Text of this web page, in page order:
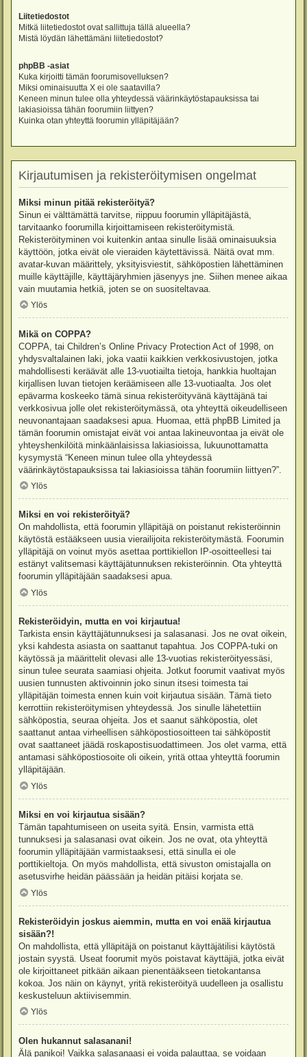
Liitetiedostot
Mitkä liitetiedostot ovat sallittuja tällä alueella?
Mistä löydän lähettämäni liitetiedostot?
phpBB -asiat
Kuka kirjoitti tämän foorumisovelluksen?
Miksi ominaisuutta X ei ole saatavilla?
Keneen minun tulee olla yhteydessä väärinkäytöstapauksissa tai
lakiasioissa tähän foorumiin liittyen?
Kuinka otan yhteyttä foorumin ylläpitäjään?
Kirjautumisen ja rekisteröitymisen ongelmat
Miksi minun pitää rekisteröityä?
Sinun ei välttämättä tarvitse, riippuu foorumin ylläpitäjästä,
tarvitaanko foorumilla kirjoittamiseen rekisteröitymistä.
Rekisteröityminen voi kuitenkin antaa sinulle lisää ominaisuuksia
käyttöön, jotka eivät ole vieraiden käytettävissä. Näitä ovat mm.
avatar-kuvan määrittely, yksityisviestit, sähköpostien lähettäminen
muille käyttäjille, käyttäjäryhmien jäsenyys jne. Siihen menee aikaa
vain muutamia hetkiä, joten se on suositeltavaa.
Ylös
Mikä on COPPA?
COPPA, tai Children’s Online Privacy Protection Act of 1998, on
yhdysvaltalainen laki, joka vaatii kaikkien verkkosivustojen, jotka
mahdollisesti keräävät alle 13-vuotiailta tietoja, hankkia huoltajan
kirjallisen luvan tietojen keräämiseen alle 13-vuotiaalta. Jos olet
epävarma koskeeko tämä sinua rekisteröityvänä käyttäjänä tai
verkkosivua jolle olet rekisteröitymässä, ota yhteyttä oikeudelliseen
neuvonantajaan saadaksesi apua. Huomaa, että phpBB Limited ja
tämän foorumin omistajat eivät voi antaa lakineuvontaa ja eivät ole
yhteyshenkilöitä minkäänlaisissa lakiasioissa, lukuunottamatta
kysymystä “Keneen minun tulee olla yhteydessä
väärinkäytöstapauksissa tai lakiasioissa tähän foorumiin liittyen?”.
Ylös
Miksi en voi rekisteröityä?
On mahdollista, että foorumin ylläpitäjä on poistanut rekisteröinnin
käytöstä estääkseen uusia vierailijoita rekisteröitymästä. Foorumin
ylläpitäjä on voinut myös asettaa porttikiellon IP-osoitteellesi tai
estänyt valitsemasi käyttäjätunnuksen rekisteröinnin. Ota yhteyttä
foorumin ylläpitäjään saadaksesi apua.
Ylös
Rekisteröidyin, mutta en voi kirjautua!
Tarkista ensin käyttäjätunnuksesi ja salasanasi. Jos ne ovat oikein,
yksi kahdesta asiasta on saattanut tapahtua. Jos COPPA-tuki on
käytössä ja määrittelit olevasi alle 13-vuotias rekisteröityessäsi,
sinun tulee seurata saamiasi ohjeita. Jotkut foorumit vaativat myös
uusien tunnusten aktivoinnin joko sinun itsesi toimesta tai
ylläpitäjän toimesta ennen kuin voit kirjautua sisään. Tämä tieto
kerrottiin rekisteröitymisen yhteydessä. Jos sinulle lähetettiin
sähköpostia, seuraa ohjeita. Jos et saanut sähköpostia, olet
saattanut antaa virheellisen sähköpostiosoitteen tai sähköpostit
ovat saattaneet jäädä roskapostisuodattimeen. Jos olet varma, että
antamasi sähköpostiosoite oli oikein, yritä ottaa yhteyttä foorumin
ylläpitäjään.
Ylös
Miksi en voi kirjautua sisään?
Tämän tapahtumiseen on useita syitä. Ensin, varmista että
tunnuksesi ja salasanasi ovat oikein. Jos ne ovat, ota yhteyttä
foorumin ylläpitäjään varmistaaksesi, että sinulla ei ole
porttikieltoja. On myös mahdollista, että sivuston omistajalla on
asetusvirhe heidän päässään ja heidän pitäisi korjata se.
Ylös
Rekisteröidyin joskus aiemmin, mutta en voi enää kirjautua
sisään?!
On mahdollista, että ylläpitäjä on poistanut käyttäjätilisi käytöstä
jostain syystä. Useat foorumit myös poistavat käyttäjiä, jotka eivät
ole kirjoittaneet pitkään aikaan pienentääkseen tietokantansa
kokoa. Jos näin on käynyt, yritä rekisteröityä uudelleen ja osallistu
keskusteluun aktiivisemmin.
Ylös
Olen hukannut salasanani!
Älä panikoi! Vaikka salasanaasi ei voida palauttaa, se voidaan